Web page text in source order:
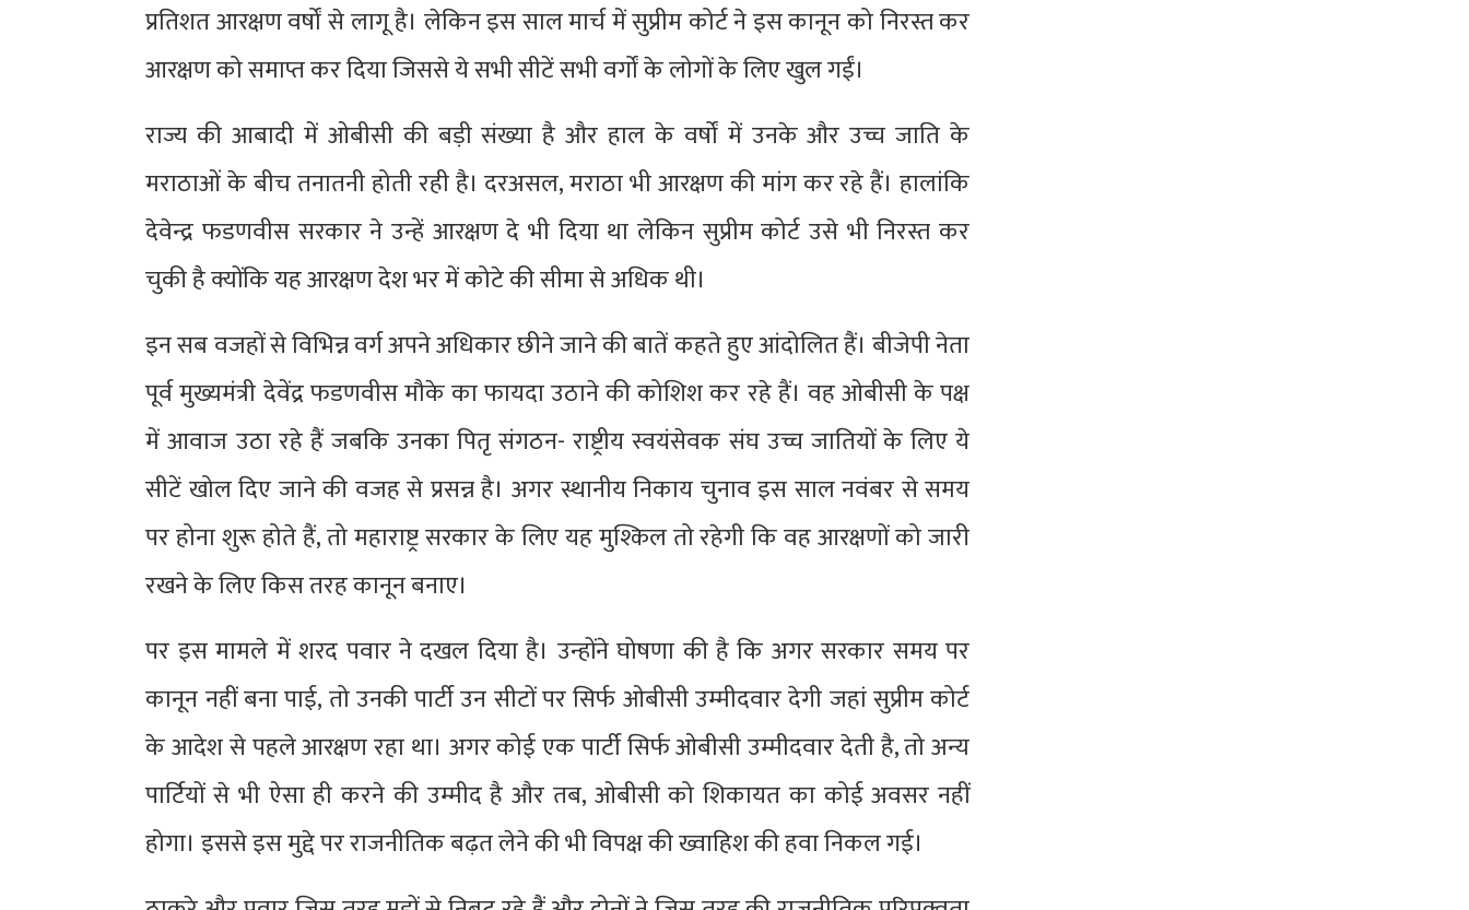
प्रतिशत आरक्षण वर्षों से लागू है। लेकिन इस साल मार्च में सुप्रीम कोर्ट ने इस कानून को निरस्त कर
आरक्षण को समाप्त कर दिया जिससे ये सभी सीटें सभी वर्गों के लोगों के लिए खुल गईं।
राज्य की आबादी में ओबीसी की बड़ी संख्या है और हाल के वर्षों में उनके और उच्च जाति के
मराठाओं के बीच तनातनी होती रही है। दरअसल, मराठा भी आरक्षण की मांग कर रहे हैं। हालांकि
देवेन्द्र फडणवीस सरकार ने उन्हें आरक्षण दे भी दिया था लेकिन सुप्रीम कोर्ट उसे भी निरस्त कर
चुकी है क्योंकि यह आरक्षण देश भर में कोटे की सीमा से अधिक थी।
इन सब वजहों से विभिन्न वर्ग अपने अधिकार छीने जाने की बातें कहते हुए आंदोलित हैं। बीजेपी नेता
पूर्व मुख्यमंत्री देवेंद्र फडणवीस मौके का फायदा उठाने की कोशिश कर रहे हैं। वह ओबीसी के पक्ष
में आवाज उठा रहे हैं जबकि उनका पितृ संगठन- राष्ट्रीय स्वयंसेवक संघ उच्च जातियों के लिए ये
सीटें खोल दिए जाने की वजह से प्रसन्न है। अगर स्थानीय निकाय चुनाव इस साल नवंबर से समय
पर होना शुरू होते हैं, तो महाराष्ट्र सरकार के लिए यह मुश्किल तो रहेगी कि वह आरक्षणों को जारी
रखने के लिए किस तरह कानून बनाए।
पर इस मामले में शरद पवार ने दखल दिया है। उन्होंने घोषणा की है कि अगर सरकार समय पर
कानून नहीं बना पाई, तो उनकी पार्टी उन सीटों पर सिर्फ ओबीसी उम्मीदवार देगी जहां सुप्रीम कोर्ट
के आदेश से पहले आरक्षण रहा था। अगर कोई एक पार्टी सिर्फ ओबीसी उम्मीदवार देती है, तो अन्य
पार्टियों से भी ऐसा ही करने की उम्मीद है और तब, ओबीसी को शिकायत का कोई अवसर नहीं
होगा। इससे इस मुद्दे पर राजनीतिक बढ़त लेने की भी विपक्ष की ख्वाहिश की हवा निकल गई।